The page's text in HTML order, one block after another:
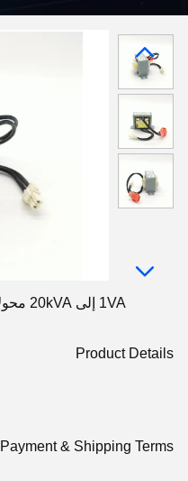
Product Details
Payment & Shipping Terms